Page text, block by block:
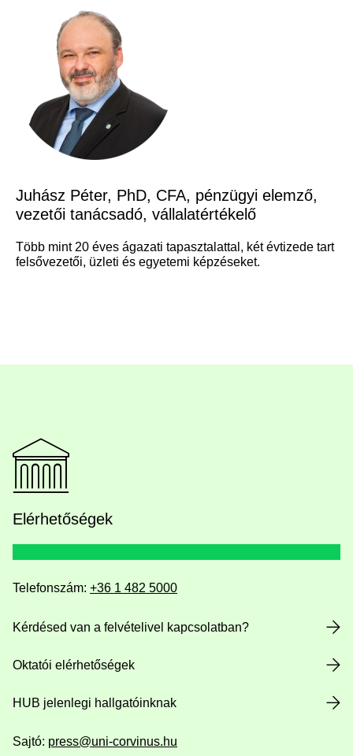
Juhász Péter, PhD, CFA, pénzügyi elemző,
vezetői tanácsadó, vállalatértékelő
Több mint 20 éves ágazati tapasztalattal, két évtizede tart
felsővezetői, üzleti és egyetemi képzéseket.
Elérhetőségek
Telefonszám: +36 1 482 5000
Kérdésed van a felvételivel kapcsolatban?
Oktatói elérhetőségek
HUB jelenlegi hallgatóinknak
Sajtó: press@uni-corvinus.hu